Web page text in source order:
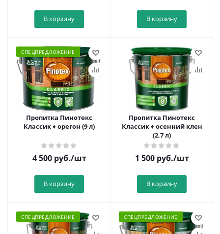
В корзину В корзину
СПЕЦПРЕДЛОЖЕНИЕ
Пропитка Пинотекс
Классик ♦ орегон (9 л)
4 500руб./шт
В корзину
Пропитка Пинотекс
Классик ♦ осенний клен
(2,7 л)
1 500руб./шт
В корзину
СПЕЦПРЕДЛОЖЕНИЕ СПЕЦПРЕДЛОЖЕНИЕ